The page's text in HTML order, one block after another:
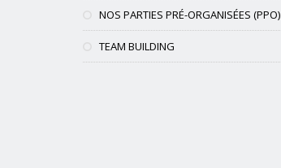
NOS PARTIES PRÉ-ORGANISÉES (PPO)
TEAM BUILDING